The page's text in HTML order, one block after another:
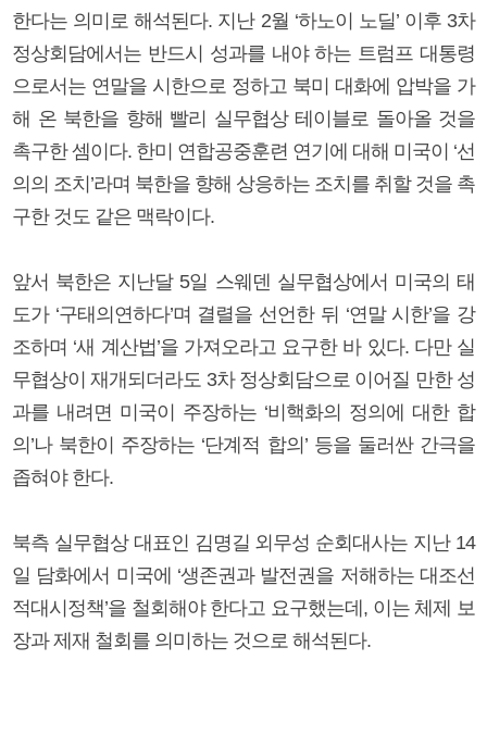
한다는 의미로 해석된다. 지난 2월 ‘하노이 노딜’ 이후 3차
정상회담에서는 반드시 성과를 내야 하는 트럼프 대통령
으로서는 연말을 시한으로 정하고 북미 대화에 압박을 가
해 온 북한을 향해 빨리 실무협상 테이블로 돌아올 것을
촉구한 셈이다. 한미 연합공중훈련 연기에 대해 미국이 ‘선
의의 조치’라며 북한을 향해 상응하는 조치를 취할 것을 촉
구한 것도 같은 맥락이다.
앞서 북한은 지난달 5일 스웨덴 실무협상에서 미국의 태
도가 ‘구태의연하다’며 결렬을 선언한 뒤 ‘연말 시한’을 강
조하며 ‘새 계산법’을 가져오라고 요구한 바 있다. 다만 실
무협상이 재개되더라도 3차 정상회담으로 이어질 만한 성
과를 내려면 미국이 주장하는 ‘비핵화의 정의에 대한 합
의’나 북한이 주장하는 ‘단계적 합의’ 등을 둘러싼 간극을
좁혀야 한다.
북측 실무협상 대표인 김명길 외무성 순회대사는 지난 14
일 담화에서 미국에 ‘생존권과 발전권을 저해하는 대조선
적대시정책’을 철회해야 한다고 요구했는데, 이는 체제 보
장과 제재 철회를 의미하는 것으로 해석된다.